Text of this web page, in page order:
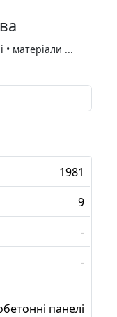
• матеріали ...
1981
9
-
-
панелі